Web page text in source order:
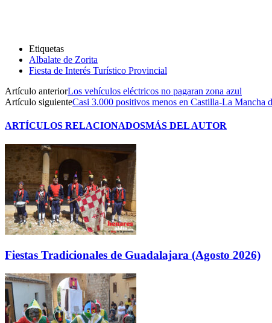
Etiquetas
Albalate de Zorita
Fiesta de Interés Turístico Provincial
Artículo anteriorLos vehículos eléctricos no pagaran zona azul
Artículo siguienteCasi 3.000 positivos menos en Castilla-La Mancha
ARTÍCULOS RELACIONADOSMÁS DEL AUTOR
Fiestas Tradicionales de Guadalajara (Agosto 2026)